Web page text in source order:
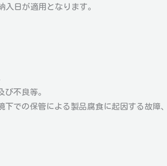
日が適用となります。
不良等。
での保管による製品腐食に起因する故障